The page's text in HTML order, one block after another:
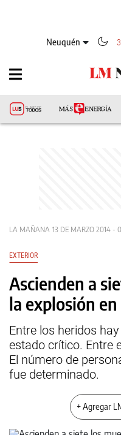
Neuquén
LA MAÑANA 13 DE MARZO 2014 -
EXTERIOR
Ascienden a
la explosión
Entre los heridos
estado crítico. Entre
El número de
fue determinado.
+ Agregar